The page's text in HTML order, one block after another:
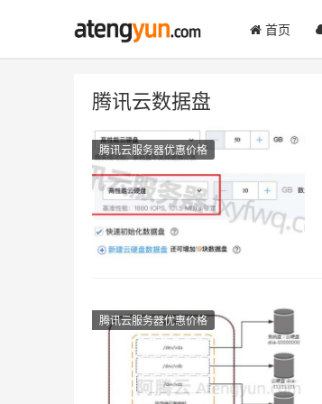
首页
腾讯云数据盘
腾讯云服务器优惠价格
腾讯云服务器优惠价格